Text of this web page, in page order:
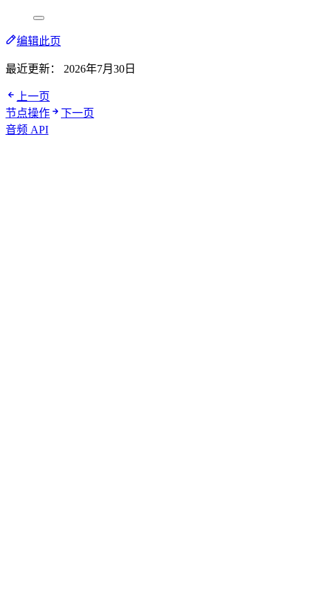
编辑此页
最近更新： 2026年7月30日
上一页
节点操作
下一页
音频 API